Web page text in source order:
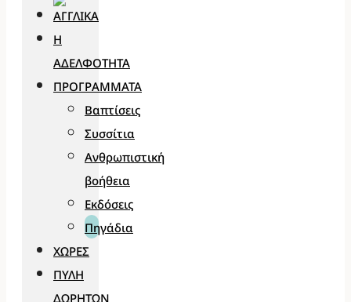
Η
ΑΔΕΛΦΌΤΗΤΑ
ΠΡΟΓΡΆΜΜΑΤΑ
Βαπτίσεις
Συσσίτια
Ανθρωπιστική
βοήθεια
Εκδόσεις
Πηγάδια
ΧΏΡΕΣ
ΠΎΛΗ
ΔΩΡΗΤΏΝ